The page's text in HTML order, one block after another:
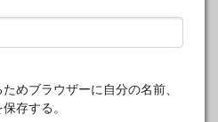
めブラウザーに自分の名前、
存する。